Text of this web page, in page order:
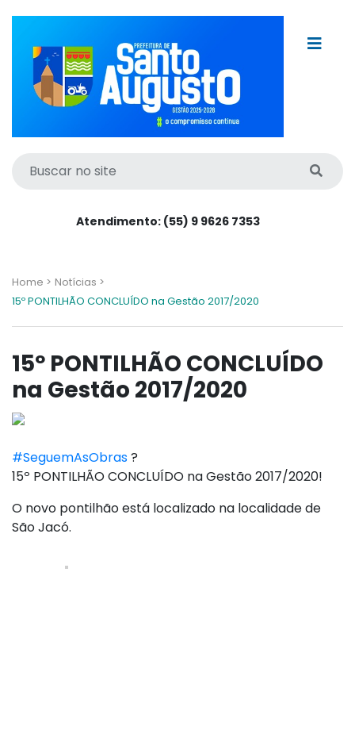
Atendimento: (55) 9 9626 7353
Home > Notícias >
15º PONTILHÃO CONCLUÍDO na Gestão 2017/2020
15º PONTILHÃO CONCLUÍDO
na Gestão 2017/2020
#SeguemAsObras?
15º PONTILHÃO CONCLUÍDO na Gestão 2017/2020!
O novo pontilhão está localizado na localidade de
São Jacó.